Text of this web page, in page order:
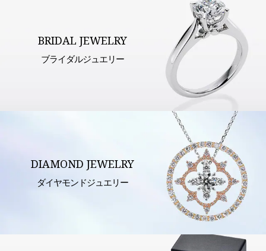
BRIDAL JEWELRY
ブライダルジュエリー
DIAMOND JEWELRY
ダイヤモンドジュエリー